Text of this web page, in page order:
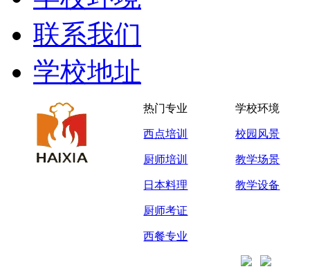
联系我们
学校地址
热门专业
西点培训
厨师培训
日本料理
厨师考证
西餐专业
学校环境
校园风景
教学场景
教学设备